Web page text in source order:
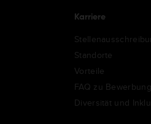
Karriere
Standorte
Vorteile
FAQ zu
Diversität und